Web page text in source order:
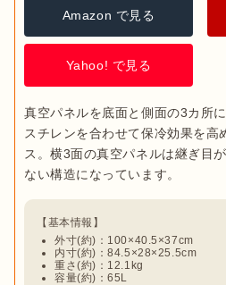
Amazon で見る
Yahoo! で見る
真空パネルを底面と側面の3カ所
スチレンを合わせて保冷効果を高
ス。横3面の真空パネルは継ぎ目
外寸(約)：100×40.5×37cm
内寸(約)：84.5×28×25.5cm
重さ(約)：12.1kg
容量(約)：65L